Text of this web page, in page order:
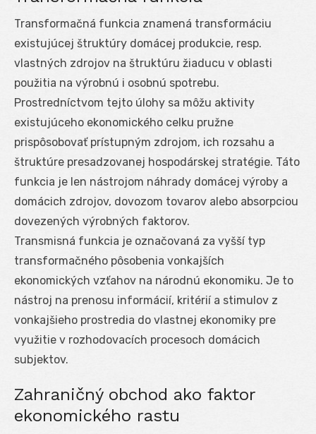
Transformačná funkcia znamená transformáciu
existujúcej štruktúry domácej produkcie, resp.
vlastných zdrojov na štruktúru žiaducu v oblasti
použitia na výrobnú i osobnú spotrebu.
Prostredníctvom tejto úlohy sa môžu aktivity
existujúceho ekonomického celku pružne
prispôsobovať prístupným zdrojom, ich rozsahu a
štruktúre presadzovanej hospodárskej stratégie. Táto
funkcia je len nástrojom náhrady domácej výroby a
domácich zdrojov, dovozom tovarov alebo absorpciou
dovezených výrobných faktorov.
Transmisná funkcia je označovaná za vyšší typ
transformačného pôsobenia vonkajších
ekonomických vzťahov na národnú ekonomiku. Je to
nástroj na prenosu informácií, kritérií a stimulov z
vonkajšieho prostredia do vlastnej ekonomiky pre
využitie v rozhodovacích procesoch domácich
subjektov.
Zahraničný obchod ako faktor
ekonomického rastu